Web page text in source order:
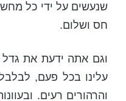
שנעשים על ידי כל
חס ושלום.
וגם אתה ידעת את
עלינו בכל פעם,
והרהורים רעים.